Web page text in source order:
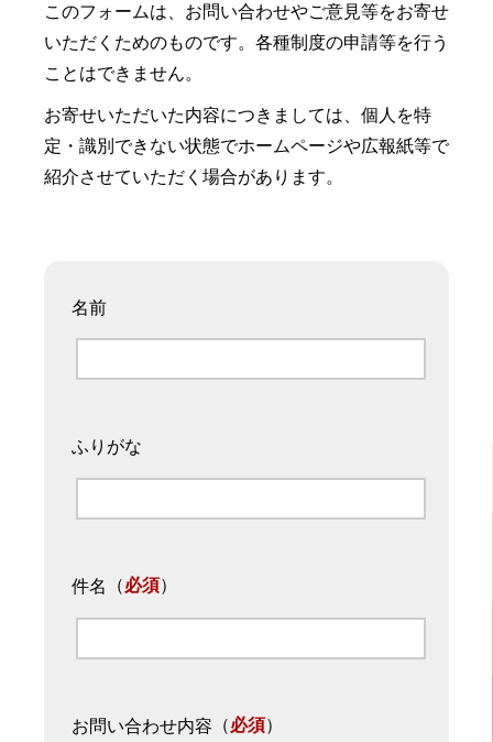
このフォームは、お問い合わせやご意見等をお寄せ
いただくためのものです。各種制度の申請等を行う
ことはできません。
お寄せいただいた内容につきましては、個人を特
定・識別できない状態でホームページや広報紙等で
紹介させていただく場合があります。
名前
ふりがな
件名 （必須）
お問い合わせ内容 （必須）